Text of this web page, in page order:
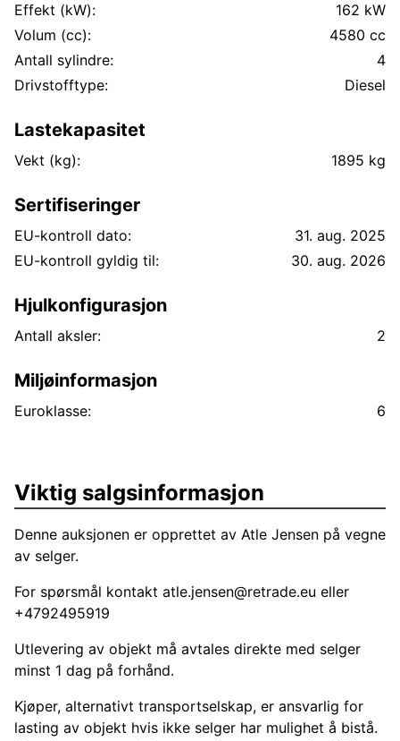
Effekt (kW):
162 kW
Volum (cc):
4580 cc
Antall sylindre:
4
Drivstofftype:
Diesel
Lastekapasitet
Vekt (kg): 1895 kg
Sertifiseringer
EU-kontroll dato:
31. aug. 2025
EU-kontroll gyldig til:
30. aug. 2026
Hjulkonfigurasjon
Antall aksler: 2
Miljøinformasjon
Euroklasse: 6
Viktig salgsinformasjon
Denne auksjonen er opprettet av Atle Jensen på vegne
av selger.
For spørsmål kontakt atle.jensen@retrade.eu eller
+4792495919
Utlevering av objekt må avtales direkte med selger
minst 1 dag på forhånd.
Kjøper, alternativt transportselskap, er ansvarlig for
lasting av objekt hvis ikke selger har mulighet å bistå.